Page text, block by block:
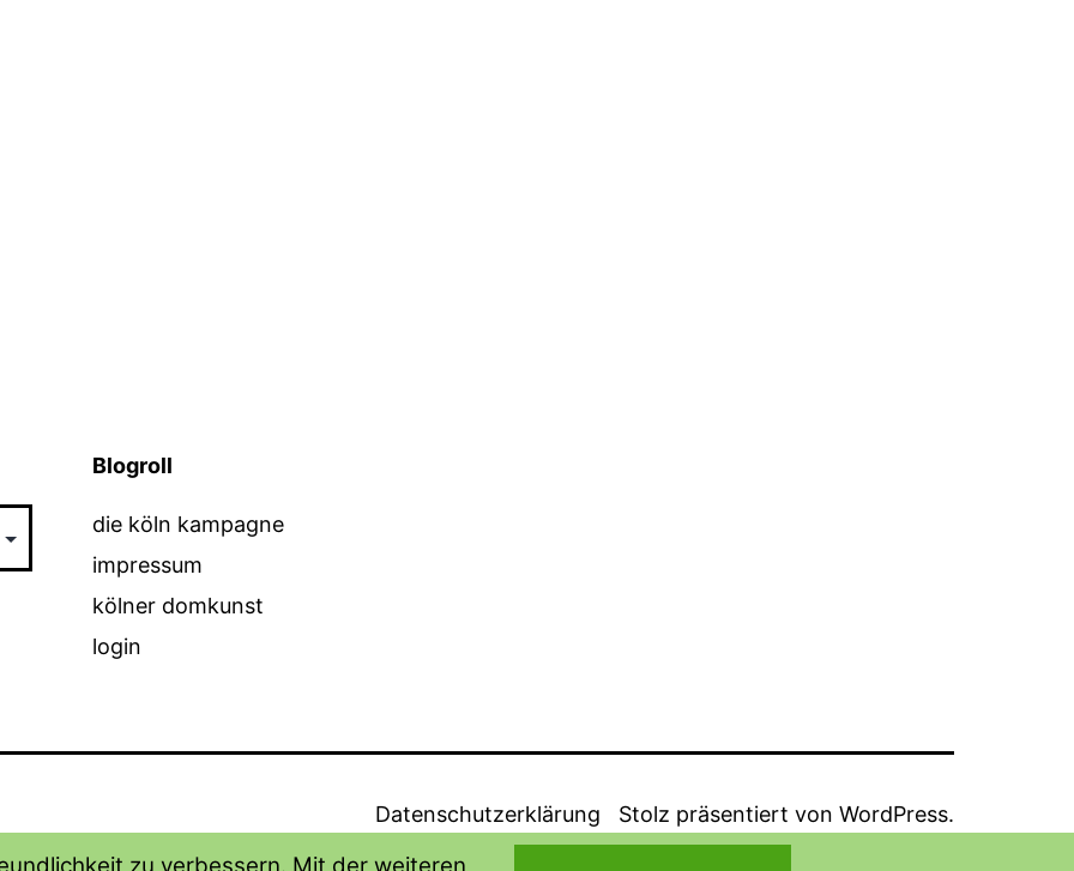
Blogroll
die köln kampagne
impressum
kölner domkunst
login
Datenschutzerklärung Stolz präsentiert von WordPress.